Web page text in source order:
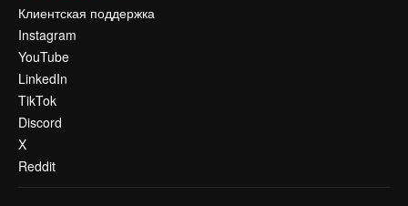
Клиентская поддержка
Instagram
YouTube
LinkedIn
TikTok
Discord
X
Reddit